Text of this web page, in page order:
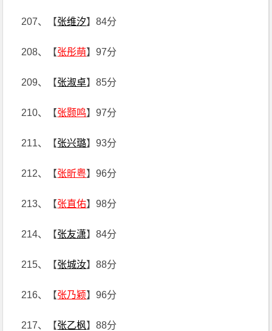
207、【张维汐】84分
208、【张彤萌】97分
209、【张淑卓】85分
210、【张颢鸣】97分
211、【张兴璐】93分
212、【张昕粤】96分
213、【张直佑】98分
214、【张友潇】84分
215、【张城汝】88分
216、【张乃颖】96分
217、【张乙枫】88分